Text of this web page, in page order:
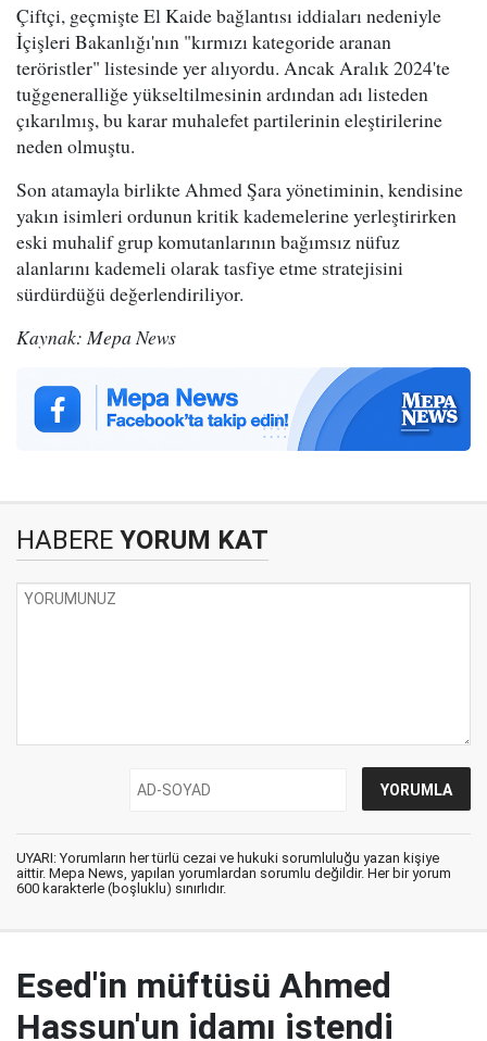
Çiftçi, geçmişte El Kaide bağlantısı iddiaları nedeniyle
İçişleri Bakanlığı'nın "kırmızı kategoride aranan
teröristler" listesinde yer alıyordu. Ancak Aralık 2024'te
tuğgeneralliğe yükseltilmesinin ardından adı listeden
çıkarılmış, bu karar muhalefet partilerinin eleştirilerine
neden olmuştu.
Son atamayla birlikte Ahmed Şara yönetiminin, kendisine
yakın isimleri ordunun kritik kademelerine yerleştirirken
eski muhalif grup komutanlarının bağımsız nüfuz
alanlarını kademeli olarak tasfiye etme stratejisini
sürdürdüğü değerlendiriliyor.
Kaynak: Mepa News
HABERE YORUM KAT
UYARI: Yorumların her türlü cezai ve hukuki sorumluluğu yazan kişiye
aittir. Mepa News, yapılan yorumlardan sorumlu değildir. Her bir yorum
600 karakterle (boşluklu) sınırlıdır.
Esed'in müftüsü Ahmed
Hassun'un idamı istendi